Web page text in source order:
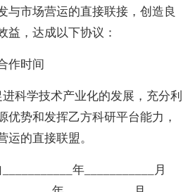
与市场营运的直接联接，创造良
益，达成以下协议：
作时间
科学技术产业化的发展，充分利
优势和发挥乙方科研平台能力，
运的直接联盟。
年___________月